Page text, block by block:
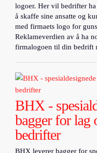
logoer. Her vil bedrifter
å skaffe sine ansatte og
med firmaets logo for
Reklameverdien av å ha
firmalogoen til din bedrift
BHX -
bagger for lag
bedrifter
BHX leverer bagger for